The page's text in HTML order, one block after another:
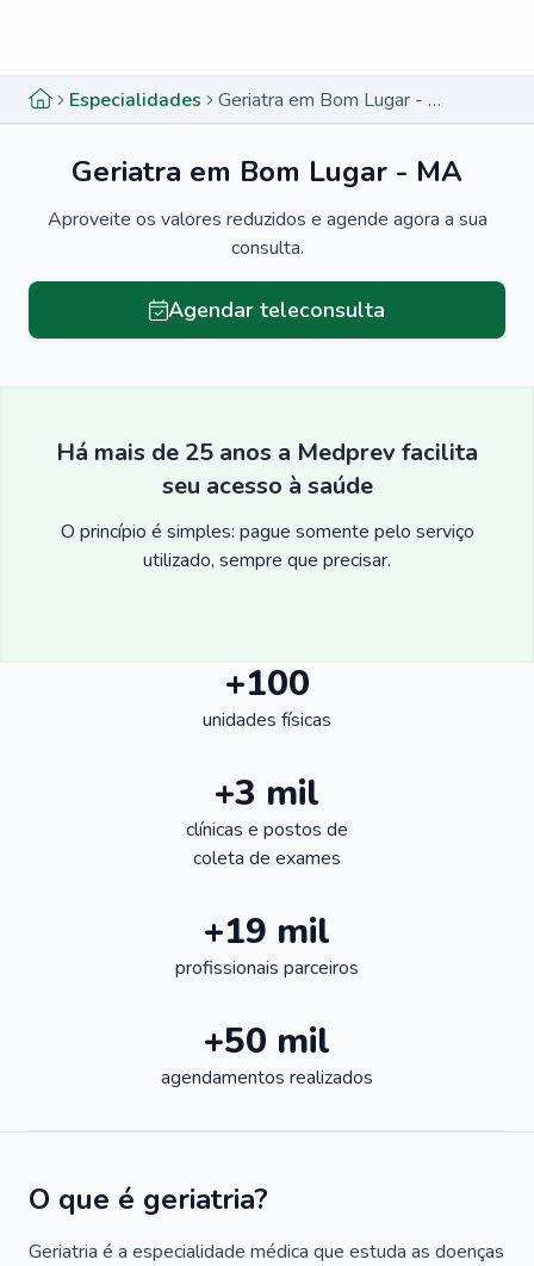
Especialidades Geriatra em Bom Lugar - MA
Geriatra em Bom Lugar - MA
Aproveite os valores reduzidos e agende agora a sua
consulta.
Agendar teleconsulta
Há mais de 25 anos a Medprev facilita
seu acesso à saúde
O princípio é simples: pague somente pelo serviço
utilizado, sempre que precisar.
+100
unidades físicas
+3 mil
clínicas e postos de
coleta de exames
+19 mil
profissionais parceiros
+50 mil
agendamentos realizados
O que é geriatria?
Geriatria é a especialidade médica que estuda as doenças